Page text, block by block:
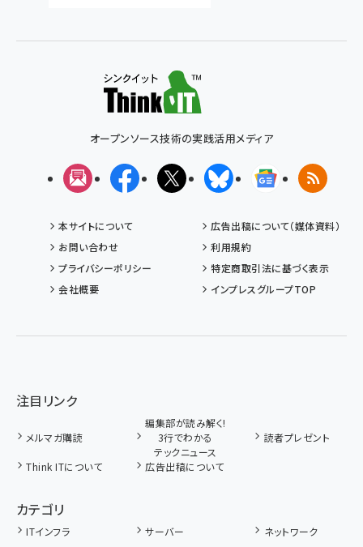
オープンソース技術の実践活用メディア
メルマガFacebookX(エックス)BlueskyGoogleニュ
RSS
本サイトについて
広告出稿について（媒体資料）
お問い合わせ
利用規約
プライバシーポリシー
特定商取引法に基づく表示
会社概要
インプレスグループTOP
注目リンク
メルマガ購読
編集部が読み解く!
3行でわかる
テックニュース
読者プレゼント
Think ITについて 広告出稿について
カテゴリ
ITインフラ サーバー
ネットワーク